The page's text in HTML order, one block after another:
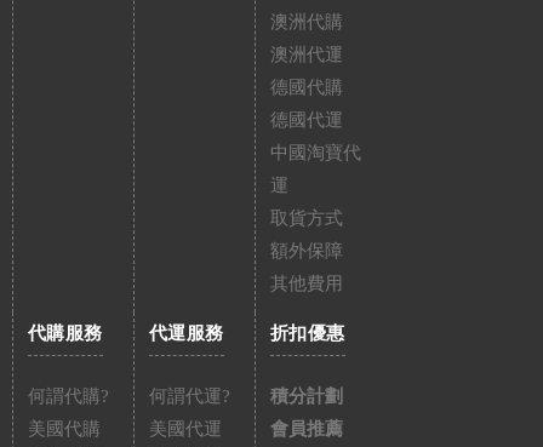
澳洲代購
澳洲代運
德國代購
德國代運
中國淘寶代
運
取貨方式
額外保障
其他費用
代購服務
何謂代購?
美國代購
代運服務
何謂代運?
美國代運
折扣優惠
積分計劃
會員推薦